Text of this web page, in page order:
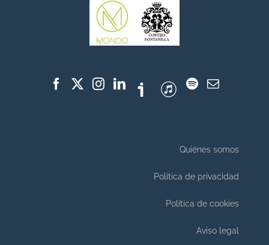
Quiénes somos
Política de privacidad
Política de cookies
Aviso legal